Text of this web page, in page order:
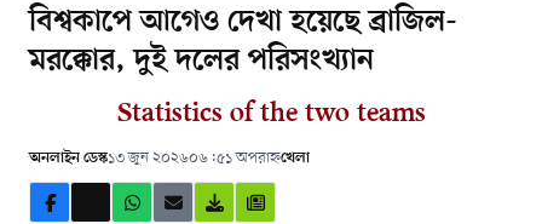
বিশ্বকাপে আগেও দেখা হয়েছে ব্রাজিল-
মরক্কোর, দুই দলের পরিসংখ্যান
Statistics of the two teams
অনলাইন ডেস্ক১৩ জুন ২০২৬০৬:৫১ অপরাহ্নখেলা